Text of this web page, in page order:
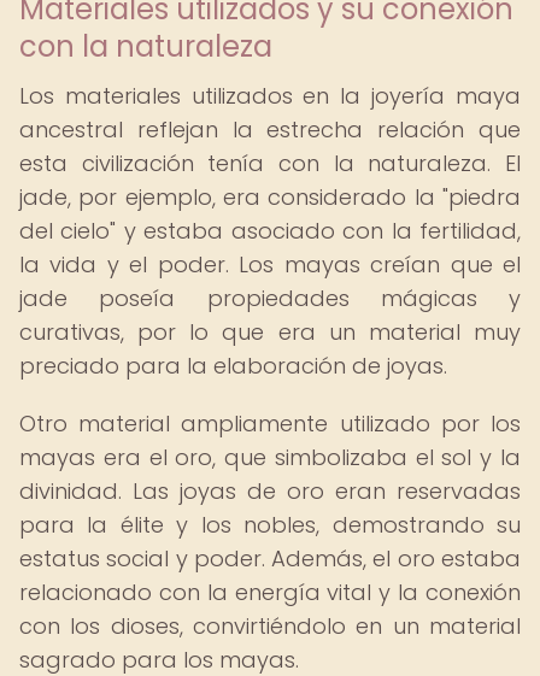
Materiales utilizados y su conexión
con la naturaleza
Los materiales utilizados en la joyería maya
ancestral reflejan la estrecha relación que
esta civilización tenía con la naturaleza. El
jade, por ejemplo, era considerado la "piedra
del cielo" y estaba asociado con la fertilidad,
la vida y el poder. Los mayas creían que el
jade poseía propiedades mágicas y
curativas, por lo que era un material muy
preciado para la elaboración de joyas.
Otro material ampliamente utilizado por los
mayas era el oro, que simbolizaba el sol y la
divinidad. Las joyas de oro eran reservadas
para la élite y los nobles, demostrando su
estatus social y poder. Además, el oro estaba
relacionado con la energía vital y la conexión
con los dioses, convirtiéndolo en un material
sagrado para los mayas.